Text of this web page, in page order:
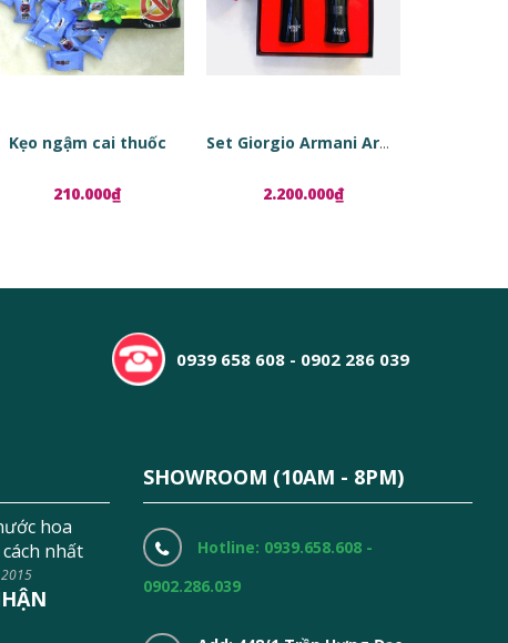
Kẹo ngậm cai thuốc
210.000₫
Set Giorgio Armani Armani Code
2.200.000₫
0939 658 608 - 0902 286 039
hoa
nhất
2015
SHOWROOM (10AM - 8PM)
Hotline: 0939.658.608 -
0902.286.039